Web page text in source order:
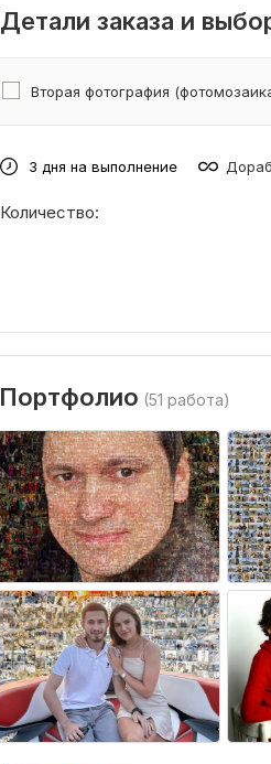
Детали заказа и
Вторая фотография
3 дня на выполнение
Количество:
Портфолио (51 работа)